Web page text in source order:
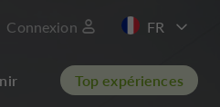
Connexion
EN
Top expériences